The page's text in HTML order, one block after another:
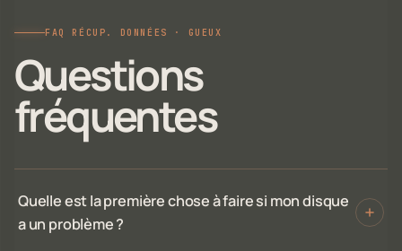
FAQ RÉCUP. DONNÉES · GUEUX
Questions
fréquentes
Quelle est la première chose à faire si mon disque
a un problème ?